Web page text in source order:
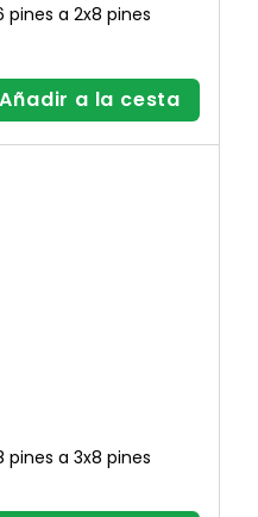
pines a 2x8 pines
Añadir a la cesta
pines a 3x8 pines